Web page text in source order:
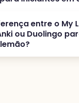
entre o My
ou Duolingo